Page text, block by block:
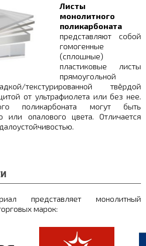
Листы
монолитного
поликарбоната
представляют собой
гомогенные
(сплошные)
пластиковые листы
прямоугольной
текстурированной твёрдой
от ультрафиолета или без нее.
поликарбоната могут быть
или опалового цвета. Отличается
представляет монолитный
марок: